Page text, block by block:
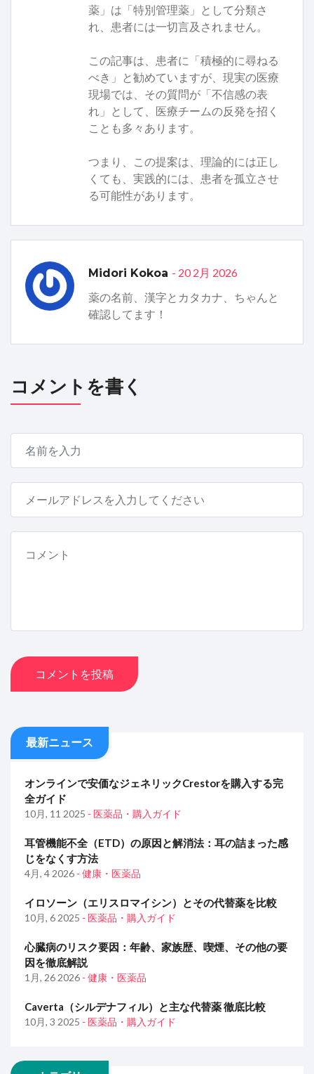
薬」は「特別管理薬」として分類さ
れ、患者には一切言及されません。
この記事は、患者に「積極的に尋ねる
べき」と勧めていますが、現実の医療
現場では、その質問が「不信感の表
れ」として、医療チームの反発を招く
ことも多々あります。
つまり、この提案は、理論的には正し
くても、実践的には、患者を孤立させ
る可能性があります。
Midori Kokoa - 20 2月 2026
薬の名前、漢字とカタカナ、ちゃんと
確認してます！
コメントを書く
コメントを投稿
最新ニュース
オンラインで安価なジェネリックCrestorを購入する完
全ガイド
10月, 11 2025 - 医薬品・購入ガイド
耳管機能不全（ETD）の原因と解消法：耳の詰まった感
じをなくす方法
4月, 4 2026 - 健康・医薬品
イロソーン（エリスロマイシン）とその代替薬を比較
10月, 6 2025 - 医薬品・購入ガイド
心臓病のリスク要因：年齢、家族歴、喫煙、その他の要
因を徹底解説
1月, 26 2026 - 健康・医薬品
Caverta（シルデナフィル）と主な代替薬 徹底比較
10月, 3 2025 - 医薬品・購入ガイド